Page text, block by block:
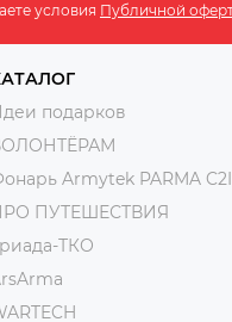
условия Публичной
подарков
Armytek PARMA
ПУТЕШЕСТВИЯ
ТКО